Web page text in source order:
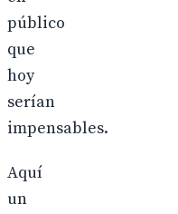
público
que
hoy
serían
impensables.
Aquí
un